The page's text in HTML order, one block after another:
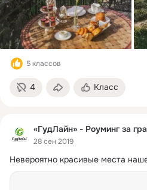
5 классов
4 Класс
28 сен 2019
Невероятно красивые места